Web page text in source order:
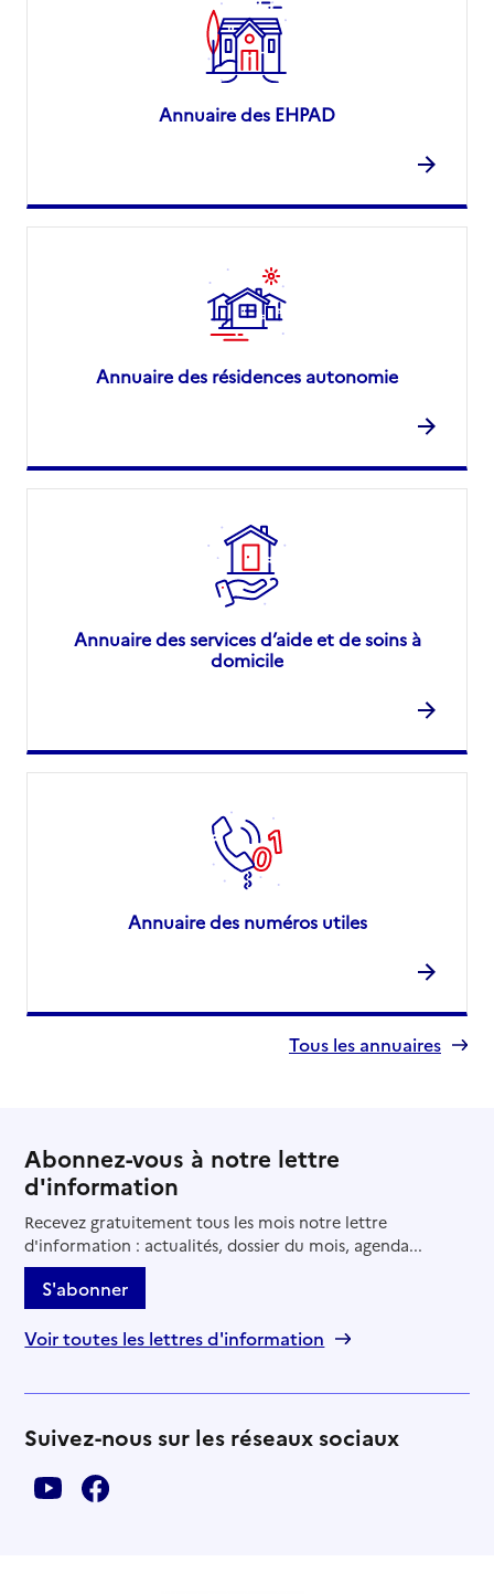
Annuaire des EHPAD
Annuaire des résidences autonomie
Annuaire des services d’aide et de soins à
domicile
Annuaire des numéros utiles
Tous les annuaires
Abonnez-vous à notre lettre
d'information
Recevez gratuitement tous les mois notre lettre
d'information : actualités, dossier du mois, agenda...
S'abonner
Voir toutes les lettres d'information
Suivez-nous sur les réseaux sociaux